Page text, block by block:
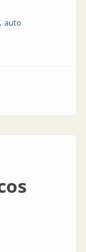
auto
efecto sobre los